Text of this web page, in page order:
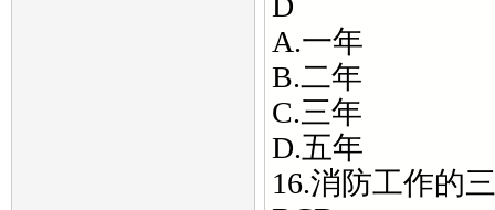
A.一年
B.二年
C.三年
D.五年
16.消防工作的